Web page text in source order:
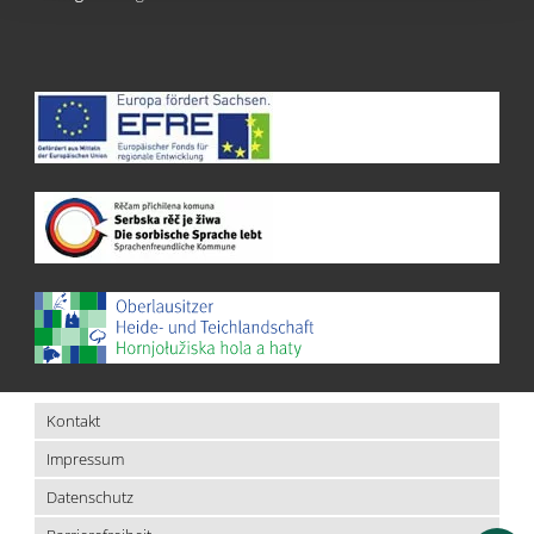
Kontakt
Impressum
Datenschutz